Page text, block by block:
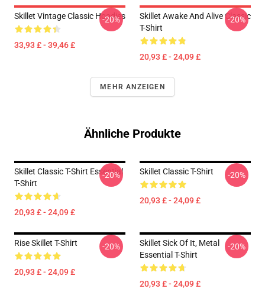
Skillet Vintage Classic Hoodies
33,93 £ - 39,46 £
-20%
Skillet Awake And Alive Classic
T-Shirt
20,93 £ - 24,09 £
-20%
MEHR ANZEIGEN
Ähnliche Produkte
Skillet Classic T-Shirt Essential
T-Shirt
20,93 £ - 24,09 £
-20% Skillet Classic T-Shirt
20,93 £ - 24,09 £
-20%
Rise Skillet T-Shirt
20,93 £ - 24,09 £
-20%
Skillet Sick Of It, Metal
Essential T-Shirt
20,93 £ - 24,09 £
-20%